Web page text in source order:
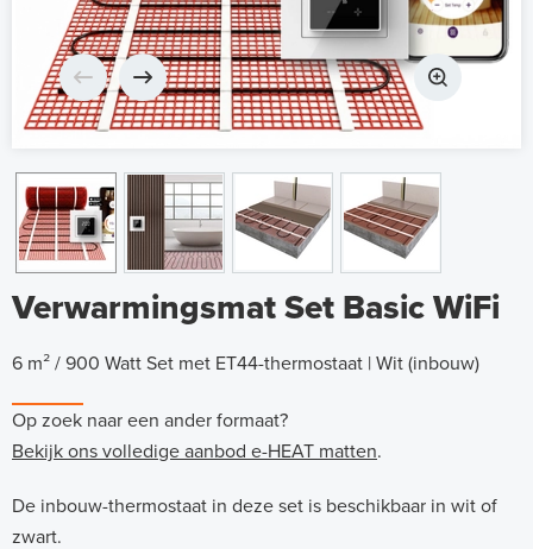
Verwarmingsmat Set Basic WiFi
6 m² / 900 Watt Set met ET44-thermostaat | Wit (inbouw)
Op zoek naar een ander formaat?
Bekijk ons volledige aanbod e-HEAT matten.
De inbouw-thermostaat in deze set is beschikbaar in wit of
zwart.